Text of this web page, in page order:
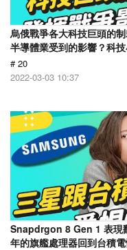
烏俄戰爭各大科技巨頭的
半導體業受到的影響？科
# 20
2022-03-03 10:37
Snapdrgon 8 Gen 1 表現
年的旗艦處理器回到台積